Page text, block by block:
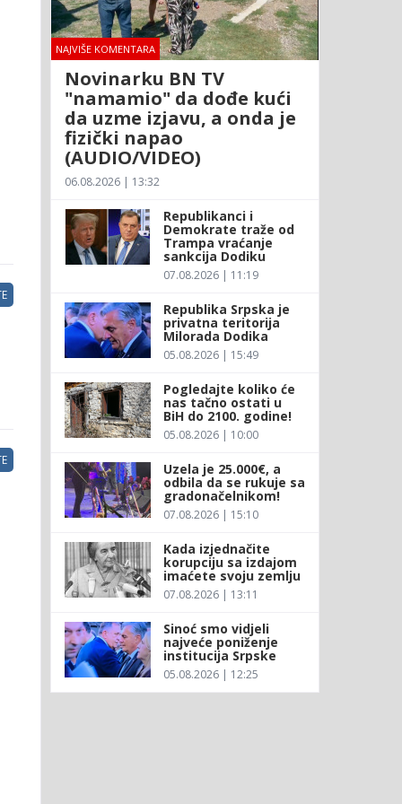
NAJVIŠE KOMENTARA
Novinarku BN TV
"namamio" da dođe kući
da uzme izjavu, a onda je
fizički napao
(AUDIO/VIDEO)
06.08.2026 | 13:32
Republikanci i
Demokrate traže od
Trampa vraćanje
sankcija Dodiku
07.08.2026 | 11:19
Republika Srpska je
privatna teritorija
Milorada Dodika
05.08.2026 | 15:49
Pogledajte koliko će
nas tačno ostati u
BiH do 2100. godine!
05.08.2026 | 10:00
Uzela je 25.000€, a
odbila da se rukuje sa
gradonačelnikom!
07.08.2026 | 15:10
Kada izjednačite
korupciju sa izdajom
imaćete svoju zemlju
07.08.2026 | 13:11
Sinoć smo vidjeli
najveće poniženje
institucija Srpske
05.08.2026 | 12:25